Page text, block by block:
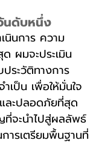
นดับหนึ่ง
นินการ ความ
ผมจะประเมิน
ระวัติทางการ
เป็น เพื่อให้มั่นใจ
และปลอดภัยที่สุด
จะนำไปสู่ผลลัพธ์
ารเตรียมพื้นฐานที่